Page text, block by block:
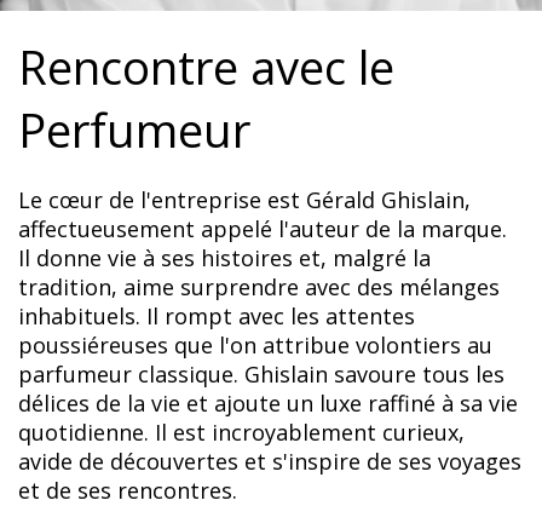
Rencontre avec le
Perfumeur
Le cœur de l'entreprise est Gérald Ghislain,
affectueusement appelé l'auteur de la marque.
Il donne vie à ses histoires et, malgré la
tradition, aime surprendre avec des mélanges
inhabituels. Il rompt avec les attentes
poussiéreuses que l'on attribue volontiers au
parfumeur classique. Ghislain savoure tous les
délices de la vie et ajoute un luxe raffiné à sa vie
quotidienne. Il est incroyablement curieux,
avide de découvertes et s'inspire de ses voyages
et de ses rencontres.